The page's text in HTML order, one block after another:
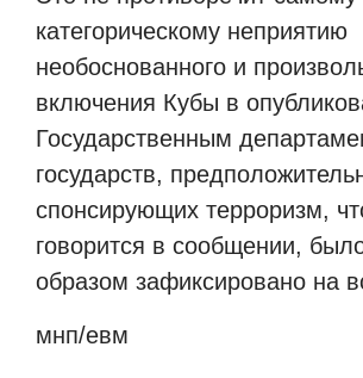
категорическому неприятию
необоснованного и
включения Кубы в
Государственным
государств,
спонсирующих терроризм,
говорится в сообщении,
образом зафиксировано на
мнп/евм